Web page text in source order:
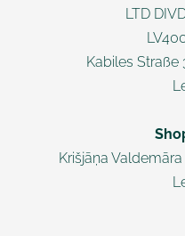
LTD
Kabiles Straße
Krišjāņa Valdemāra